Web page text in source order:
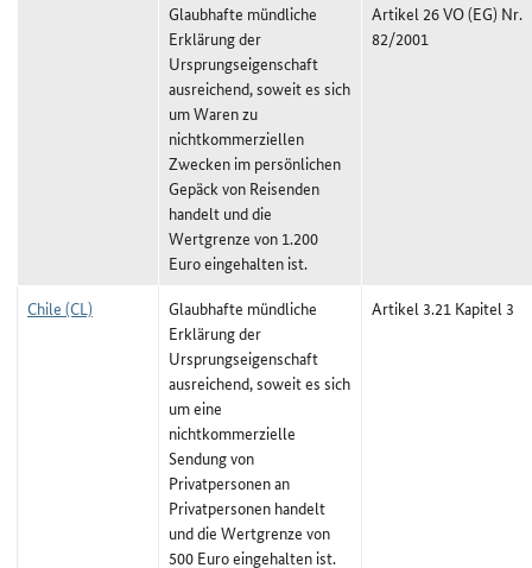
Glaubhafte mündliche
Erklärung der
Ursprungseigenschaft
ausreichend, soweit es sich
um Waren zu
nichtkommerziellen
Zwecken im persönlichen
Gepäck von Reisenden
handelt und die
Wertgrenze von 1.200
Euro eingehalten ist.
Artikel 26 VO (EG) Nr.
82/2001
Chile (CL)
Glaubhafte mündliche
Erklärung der
Ursprungseigenschaft
ausreichend, soweit es sich
um eine
nichtkommerzielle
Sendung von
Privatpersonen an
Privatpersonen handelt
und die Wertgrenze von
500 Euro eingehalten ist.
Artikel 3.21 Kapitel 3